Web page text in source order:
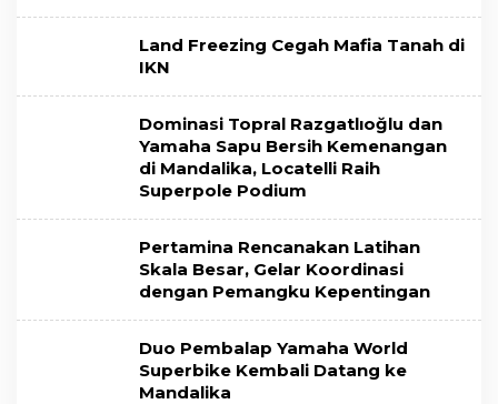
Land Freezing Cegah Mafia Tanah di
IKN
Dominasi Topral Razgatlıoğlu dan
Yamaha Sapu Bersih Kemenangan
di Mandalika, Locatelli Raih
Superpole Podium
Pertamina Rencanakan Latihan
Skala Besar, Gelar Koordinasi
dengan Pemangku Kepentingan
Duo Pembalap Yamaha World
Superbike Kembali Datang ke
Mandalika